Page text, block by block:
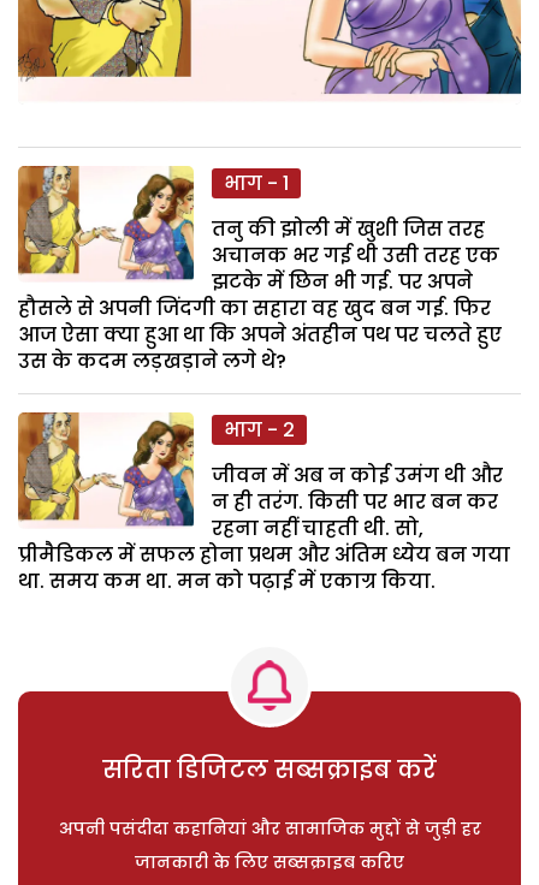
भाग - 1
तनु की झोली में खुशी जिस तरह
अचानक भर गई थी उसी तरह एक
झटके में छिन भी गई. पर अपने
हौसले से अपनी जिंदगी का सहारा वह खुद बन गई. फिर
आज ऐसा क्या हुआ था कि अपने अंतहीन पथ पर चलते हुए
उस के कदम लड़खड़ाने लगे थे?
भाग - 2
जीवन में अब न कोई उमंग थी और
न ही तरंग. किसी पर भार बन कर
रहना नहीं चाहती थी. सो,
प्रीमैडिकल में सफल होना प्रथम और अंतिम ध्येय बन गया
था. समय कम था. मन को पढ़ाई में एकाग्र किया.
सरिता डिजिटल सब्सक्राइब करें
अपनी पसंदीदा कहानियां और सामाजिक मुद्दों से जुड़ी हर
जानकारी के लिए सब्सक्राइब करिए